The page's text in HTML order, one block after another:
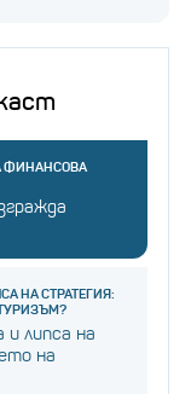
ФИНАНСОВА
НА СТРАТЕГИЯ:
и липса на
на